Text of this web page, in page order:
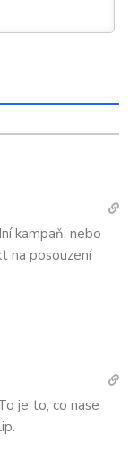
kampaň, nebo
na posouzení
je to, co nase